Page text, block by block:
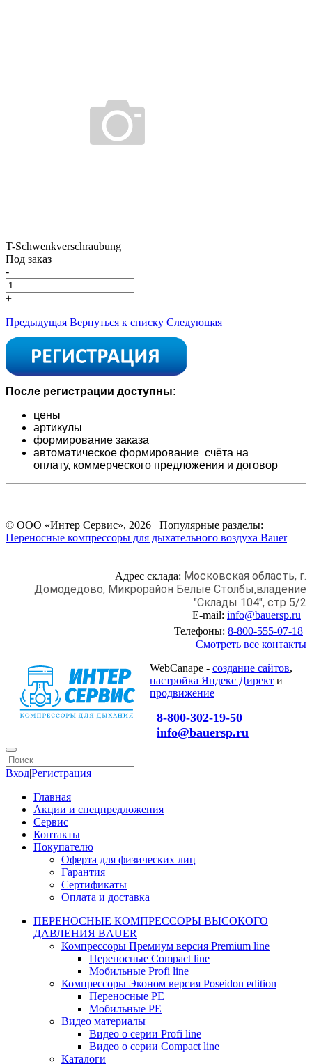
T-Schwenkverschraubung
Под заказ
-
+
Предыдущая Вернуться к списку Следующая
После регистрации доступны:
цены
артикулы
формирование заказа
автоматическое формирование счёта на
оплату, коммерческого предложения и договор
© ООО «Интер Сервис», 2026 Популярные разделы:
Переносные компрессоры для дыхательного воздуха Bauer
Адрес склада: Московская область, г.
Домодедово, Микрорайон Белые Столбы,владение
"Склады 104", стр 5/2
E-mail: info@bauersp.ru
Телефоны: 8-800-555-07-18
Смотреть все контакты
WebCanape - создание сайтов,
настройка Яндекс Директ и
продвижение
8-800-302-19-50
info@bauersp.ru
Вход|Регистрация
Главная
Акции и спецпредложения
Сервис
Контакты
Покупателю
Оферта для физических лиц
Гарантия
Сертификаты
Оплата и доставка
ПЕРЕНОСНЫЕ КОМПРЕССОРЫ ВЫСОКОГО
ДАВЛЕНИЯ BAUER
Компрессоры Премиум версия Premium line
Переносные Compact line
Мобильные Profi line
Компрессоры Эконом версия Poseidon edition
Переносные PE
Мобильные PE
Видео материалы
Видео о серии Profi line
Видео о серии Compact line
Каталоги